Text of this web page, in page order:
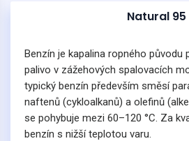
Natural 95
Benzín je kapalina ropného původu
palivo v zážehových spalovacích
typický benzín především směsí
naftenů (cykloalkanů) a olefinů
se pohybuje mezi 60–120 °C. Za
benzín s nižší teplotou varu.